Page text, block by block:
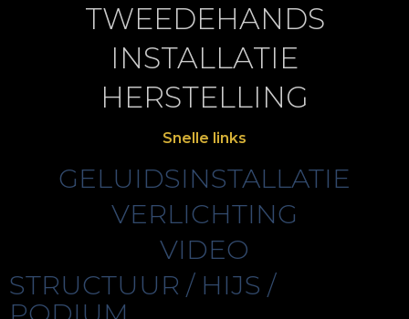
TWEEDEHANDS
INSTALLATIE
HERSTELLING
Snelle links
GELUIDSINSTALLATIE
VERLICHTING
VIDEO
STRUCTUUR / HIJS /